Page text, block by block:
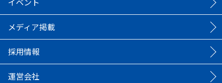
メディア掲載
採用情報
運営会社